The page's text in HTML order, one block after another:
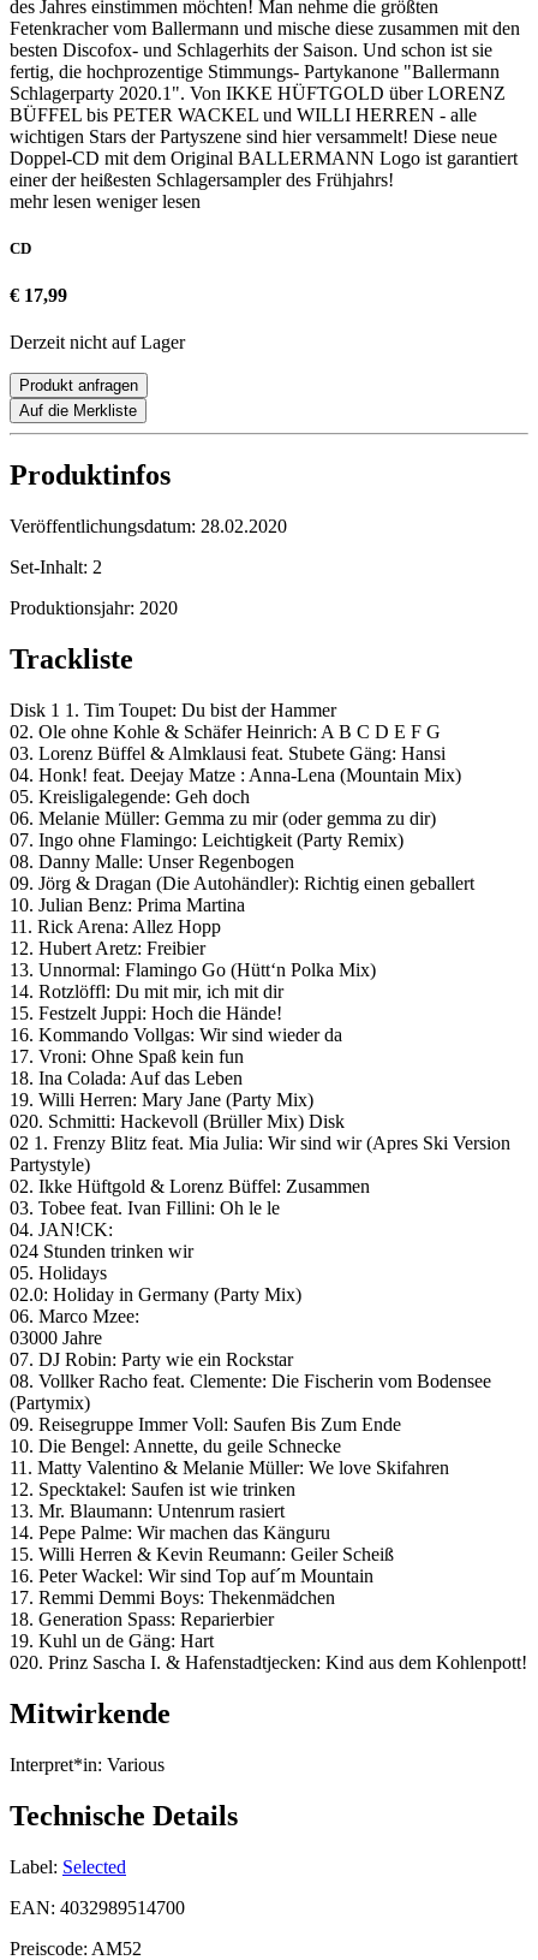
des Jahres einstimmen möchten! Man nehme die größten
Fetenkracher vom Ballermann und mische diese zusammen mit den
besten Discofox- und Schlagerhits der Saison. Und schon ist sie
fertig, die hochprozentige Stimmungs- Partykanone "Ballermann
Schlagerparty 2020.1". Von IKKE HÜFTGOLD über LORENZ
BÜFFEL bis PETER WACKEL und WILLI HERREN - alle
wichtigen Stars der Partyszene sind hier versammelt! Diese neue
Doppel-CD mit dem Original BALLERMANN Logo ist garantiert
einer der heißesten Schlagersampler des Frühjahrs!
mehr lesen weniger lesen
CD
€ 17,99
Derzeit nicht auf Lager
Produkt anfragen
Auf die Merkliste
Produktinfos
Veröffentlichungsdatum: 28.02.2020
Set-Inhalt: 2
Produktionsjahr: 2020
Trackliste
Disk 1 1. Tim Toupet: Du bist der Hammer
02. Ole ohne Kohle & Schäfer Heinrich: A B C D E F G
03. Lorenz Büffel & Almklausi feat. Stubete Gäng: Hansi
04. Honk! feat. Deejay Matze : Anna-Lena (Mountain Mix)
05. Kreisligalegende: Geh doch
06. Melanie Müller: Gemma zu mir (oder gemma zu dir)
07. Ingo ohne Flamingo: Leichtigkeit (Party Remix)
08. Danny Malle: Unser Regenbogen
09. Jörg & Dragan (Die Autohändler): Richtig einen geballert
10. Julian Benz: Prima Martina
11. Rick Arena: Allez Hopp
12. Hubert Aretz: Freibier
13. Unnormal: Flamingo Go (Hütt‘n Polka Mix)
14. Rotzlöffl: Du mit mir, ich mit dir
15. Festzelt Juppi: Hoch die Hände!
16. Kommando Vollgas: Wir sind wieder da
17. Vroni: Ohne Spaß kein fun
18. Ina Colada: Auf das Leben
19. Willi Herren: Mary Jane (Party Mix)
020. Schmitti: Hackevoll (Brüller Mix) Disk
02 1. Frenzy Blitz feat. Mia Julia: Wir sind wir (Apres Ski Version
Partystyle)
02. Ikke Hüftgold & Lorenz Büffel: Zusammen
03. Tobee feat. Ivan Fillini: Oh le le
04. JAN!CK:
024 Stunden trinken wir
05. Holidays
02.0: Holiday in Germany (Party Mix)
06. Marco Mzee:
03000 Jahre
07. DJ Robin: Party wie ein Rockstar
08. Vollker Racho feat. Clemente: Die Fischerin vom Bodensee
(Partymix)
09. Reisegruppe Immer Voll: Saufen Bis Zum Ende
10. Die Bengel: Annette, du geile Schnecke
11. Matty Valentino & Melanie Müller: We love Skifahren
12. Specktakel: Saufen ist wie trinken
13. Mr. Blaumann: Untenrum rasiert
14. Pepe Palme: Wir machen das Känguru
15. Willi Herren & Kevin Reumann: Geiler Scheiß
16. Peter Wackel: Wir sind Top auf´m Mountain
17. Remmi Demmi Boys: Thekenmädchen
18. Generation Spass: Reparierbier
19. Kuhl un de Gäng: Hart
020. Prinz Sascha I. & Hafenstadtjecken: Kind aus dem Kohlenpott!
Mitwirkende
Interpret*in: Various
Technische Details
Label: Selected
EAN: 4032989514700
Preiscode: AM52